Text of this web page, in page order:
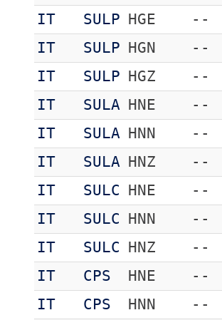
IT
SULP HGE --
IT
SULP HGN --
IT
SULP HGZ --
IT
SULA HNE --
IT
SULA HNN --
IT
SULA HNZ --
IT
SULC HNE --
IT
SULC HNN --
IT
SULC HNZ --
IT
CPS HNE --
IT
CPS HNN --